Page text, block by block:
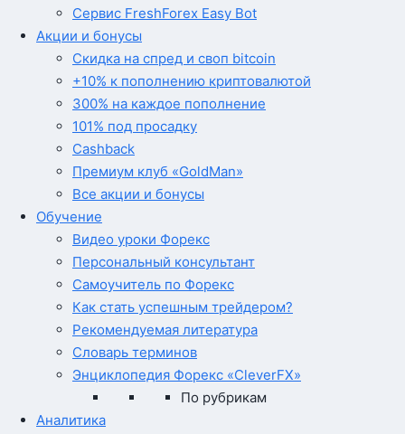
Сервис FreshForex Easy Bot
Акции и бонусы
Скидка на спред и своп bitcoin
+10% к пополнению криптовалютой
300% на каждое пополнение
101% под просадку
Cashback
Премиум клуб «GoldMan»
Все акции и бонусы
Обучение
Видео уроки Форекс
Персональный консультант
Самоучитель по Форекс
Как стать успешным трейдером?
Рекомендуемая литература
Словарь терминов
Энциклопедия Форекс «CleverFX»
По рубрикам
Аналитика